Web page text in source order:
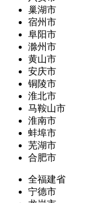
巢湖市
宿州市
阜阳市
滁州市
黄山市
安庆市
铜陵市
淮北市
马鞍山市
淮南市
蚌埠市
芜湖市
合肥市
全福建省
宁德市